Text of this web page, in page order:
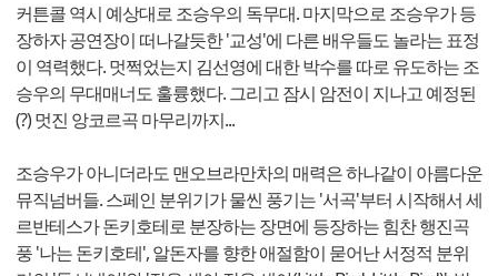
커튼콜 역시 예상대로 조승우의 독무대. 마지막으로 조승우가 등
장하자 공연장이 떠나갈듯한 '교성'에 다른 배우들도 놀라는 표정
이 역력했다. 멋쩍었는지 김선영에 대한 박수를 따로 유도하는 조
승우의 무대매너도 훌륭했다. 그리고 잠시 암전이 지나고 예정된
(?) 멋진 앙코르곡 마무리까지...
조승우가 아니더라도 맨오브라만차의 매력은 하나같이 아름다운
뮤직넘버들. 스페인 분위기가 물씬 풍기는 '서곡'부터 시작해서 세
르반테스가 돈키호테로 분장하는 장면에 등장하는 힘찬 행진곡
풍 '나는 돈키호테', 알돈자를 향한 애절함이 묻어난 서정적 분위